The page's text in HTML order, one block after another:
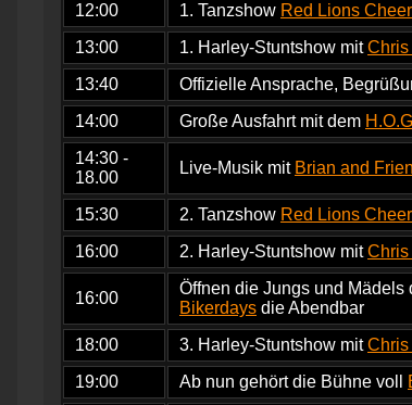
12:00 1. Tanzshow Red Lions
13:00
1. Harley-Stuntshow mitChris
13:40
Offizielle Ansprache,
14:00
Große Ausfahrt mit dem
14:30 -
18.00
Live-Musik mit Brian and
15:30 2. Tanzshow Red Lions
16:00
2. Harley-Stuntshow mitChris
16:00
Öffnen die Jungs und Mädels
Bikerdays die Abendbar
18:00
3. Harley-Stuntshow mitChris
19:00
Ab nun gehört die Bühne voll